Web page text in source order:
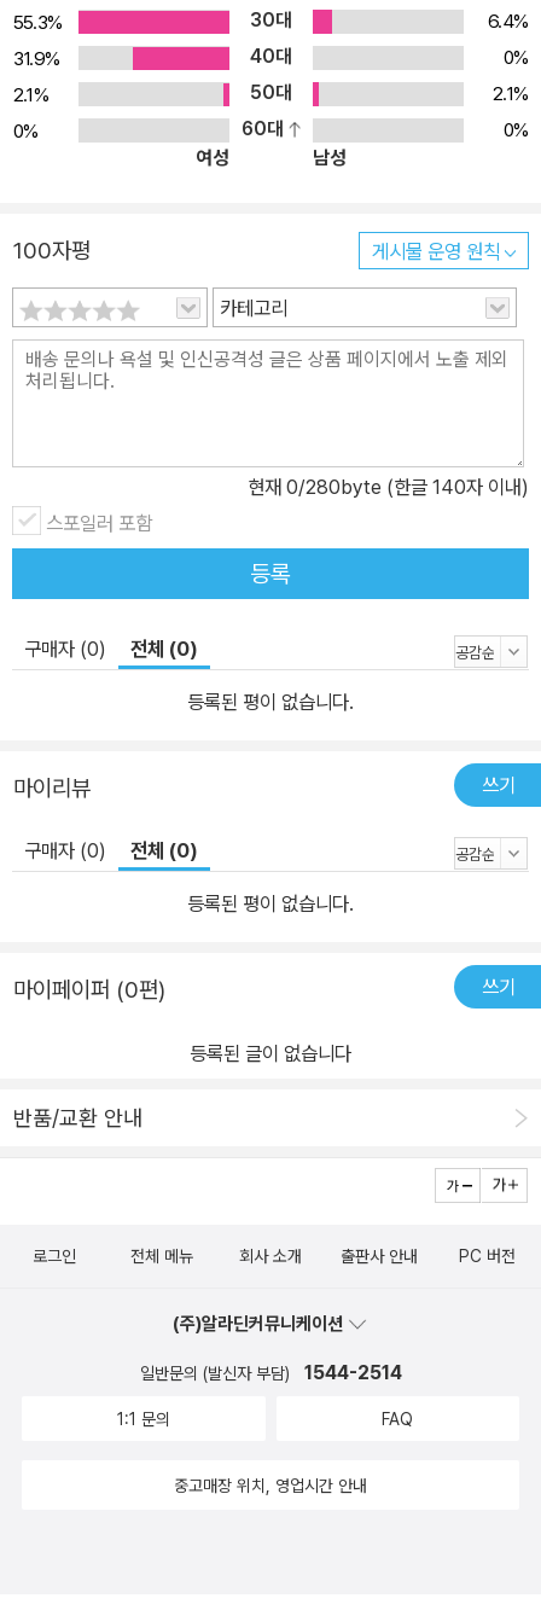
55.3%
30대
6.4%
31.9%
40대
0%
2.1%
50대
2.1%
0%
60대
0%
여성
남성
100자평 게시물 운영 원칙
카테고리
현재 0/280byte (한글 140자 이내)
스포일러 포함
등록
구매자 (0) 전체 (0)
등록된 평이 없습니다.
마이리뷰 쓰기
구매자 (0) 전체 (0)
등록된 평이 없습니다.
마이페이퍼 (0편) 쓰기
등록된 글이 없습니다
반품/교환 안내
로그인 전체 메뉴 회사 소개 출판사 안내 PC 버전
(주)알라딘커뮤니케이션
일반문의 (발신자 부담) 1544-2514
1:1 문의 FAQ
중고매장 위치, 영업시간 안내